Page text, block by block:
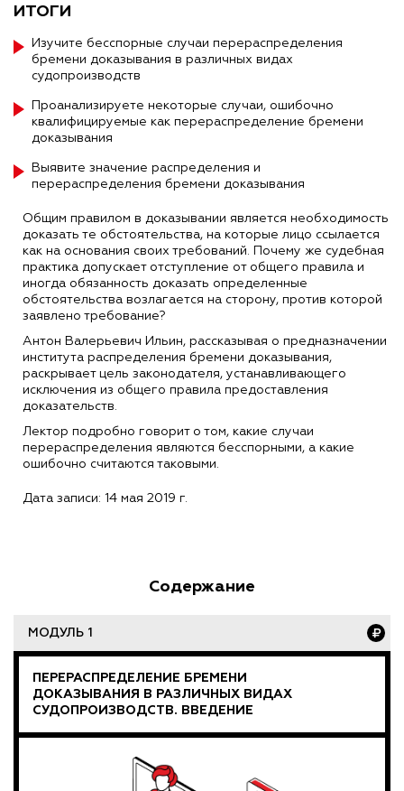
ИТОГИ
Изучите бесспорные случаи перераспределения
бремени доказывания в различных видах
судопроизводств
Проанализируете некоторые случаи, ошибочно
квалифицируемые как перераспределение бремени
доказывания
Выявите значение распределения и
перераспределения бремени доказывания
Общим правилом в доказывании является необходимость
доказать те обстоятельства, на которые лицо ссылается
как на основания своих требований. Почему же судебная
практика допускает отступление от общего правила и
иногда обязанность доказать определенные
обстоятельства возлагается на сторону, против которой
заявлено требование?
Антон Валерьевич Ильин, рассказывая о предназначении
института распределения бремени доказывания,
раскрывает цель законодателя, устанавливающего
исключения из общего правила предоставления
доказательств.
Лектор подробно говорит о том, какие случаи
перераспределения являются бесспорными, а какие
ошибочно считаются таковыми.
Дата записи: 14 мая 2019 г.
Содержание
МОДУЛЬ 1
ПЕРЕРАСПРЕДЕЛЕНИЕ БРЕМЕНИ
ДОКАЗЫВАНИЯ В РАЗЛИЧНЫХ ВИДАХ
СУДОПРОИЗВОДСТВ. ВВЕДЕНИЕ